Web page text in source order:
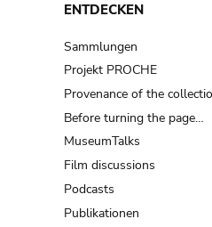
ENTDECKEN
Sammlungen
Projekt PROCHE
Provenance of the
Before turning the page…
MuseumTalks
Film discussions
Podcasts
Publikationen